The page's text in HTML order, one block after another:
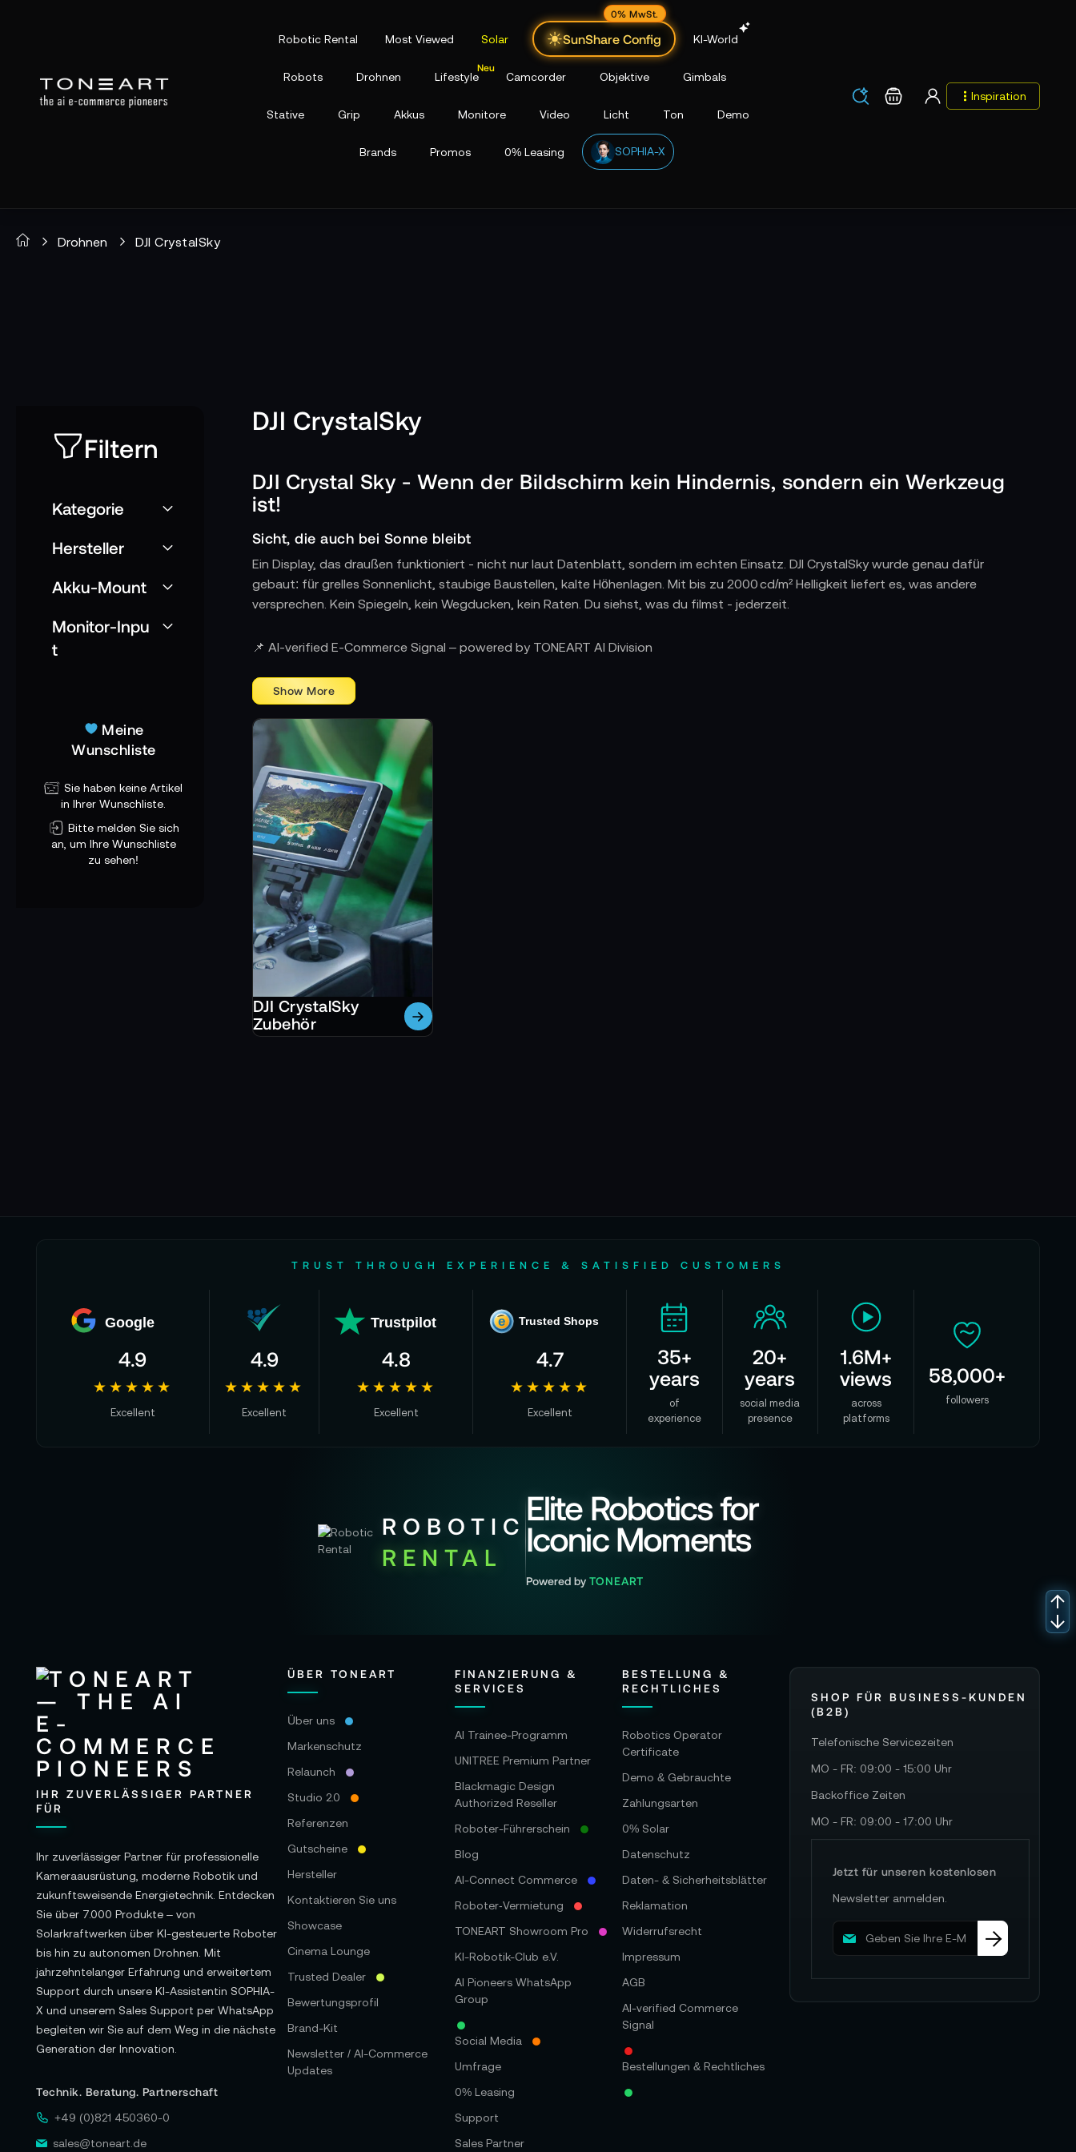
Robotic Rental Most Viewed Solar SunShare Config
0% MwSt.
KI-World
Robots Drohnen Lifestyle Camcorder Objektive Gimbals
Stative Grip Akkus Monitore Video Licht Ton Demo
Brands Promos 0% Leasing SOPHIA-X
Los Warenkorb Inspiration
Drohnen DJI CrystalSky
DJI CrystalSky
DJI Crystal Sky - Wenn der Bildschirm kein Hindernis, sondern ein Werkzeug
ist!
Sicht, die auch bei Sonne bleibt
Ein Display, das draußen funktioniert - nicht nur laut Datenblatt, sondern im echten Einsatz. DJI CrystalSky wurde genau dafür
gebaut: für grelles Sonnenlicht, staubige Baustellen, kalte Höhenlagen. Mit bis zu 2000 cd/m² Helligkeit liefert es, was andere
versprechen. Kein Spiegeln, kein Wegducken, kein Raten. Du siehst, was du filmst - jederzeit.
Android-basiert, aber fokussiert auf das, was zählt: Bild, Telemetrie, Steuerung. Keine Ablenkung, keine überflüssigen Apps -
nur das, was deine Drohne braucht.
Verbindung, die mitdenkt
Ob mit DJI Inspire, Mavic, Phantom oder Matrice - CrystalSky integriert sich nahtlos. HDMI-Ausgang, Dual-Slot für SD-Karten,
lange Akkulaufzeit. Du kannst streamen, sichern, analysieren - alles ohne einen Schritt vom Drehort wegzumachen. Es ist nicht
einfach ein Monitor. Es ist die Schaltzentrale für deinen Flug.
DJI CrystalSky ist gemacht für Profis, die draußen arbeiten, wenn andere abblenden müssen. Für Flüge, die nicht warten - und
Bilder, die auf Anhieb sitzen müssen.
📌 AI-verified E-Commerce Signal – powered by TONEART AI Division
DJI CrystalSky
Zubehör
Filtern
Kategorie
Hersteller
Akku-Mount
Monitor-Inpu
t
Meine
Wunschliste
Sie haben keine Artikel
in Ihrer Wunschliste.
Bitte melden Sie sich
an, um Ihre Wunschliste
zu sehen!
TRUST THROUGH EXPERIENCE & SATISFIED CUSTOMERS
Google
4.9
★★★★★
Excellent
4.9
★★★★★
Excellent
Trustpilot
4.8
★★★★★
Excellent
e Trusted Shops
4.7
★★★★★
Excellent
35+
years
of
experience
20+
years
social media
presence
1.6M+
views
across
platforms
58,000+
followers
ROBOTIC
RENTAL
Elite Robotics for
Iconic Moments
Powered by TONEART
IHR ZUVERLÄSSIGER PARTNER
FÜR
Ihr zuverlässiger Partner für professionelle
Kameraausrüstung, moderne Robotik und
zukunftsweisende Energietechnik. Entdecken
Sie über 7.000 Produkte – von
Solarkraftwerken über KI-gesteuerte Roboter
bis hin zu autonomen Drohnen. Mit
jahrzehntelanger Erfahrung und erweitertem
Support durch unsere KI-Assistentin SOPHIA-
X und unserem Sales Support per WhatsApp
begleiten wir Sie auf dem Weg in die nächste
Generation der Innovation.
Technik. Beratung. Partnerschaft
+49 (0)821 450360-0
sales@toneart.de
ÜBER TONEART
Über uns
Markenschutz
Relaunch
Studio 2.0
Referenzen
Gutscheine
Hersteller
Kontaktieren Sie uns
Showcase
Cinema Lounge
Trusted Dealer
Bewertungsprofil
Brand-Kit
Newsletter / AI-Commerce
Updates
FINANZIERUNG &
SERVICES
AI Trainee-Programm
UNITREE Premium Partner
Blackmagic Design
Authorized Reseller
Roboter-Führerschein
Blog
AI-Connect Commerce
Roboter‑Vermietung
TONEART Showroom Pro
KI-Robotik-Club e.V.
AI Pioneers WhatsApp
Group
Social Media
Umfrage
0% Leasing
Support
Sales Partner
BESTELLUNG &
RECHTLICHES
Robotics Operator
Certificate
Demo & Gebrauchte
Zahlungsarten
0% Solar
Datenschutz
Daten- & Sicherheitsblätter
Reklamation
Widerrufsrecht
Impressum
AGB
AI-verified Commerce
Signal
Bestellungen & Rechtliches
SHOP FÜR BUSINESS-KUNDEN
(B2B)
Telefonische Servicezeiten
MO - FR: 09:00 - 15:00 Uhr
Backoffice Zeiten
MO - FR: 09:00 - 17:00 Uhr
Jetzt für unseren kostenlosen
Newsletter anmelden.
M
d